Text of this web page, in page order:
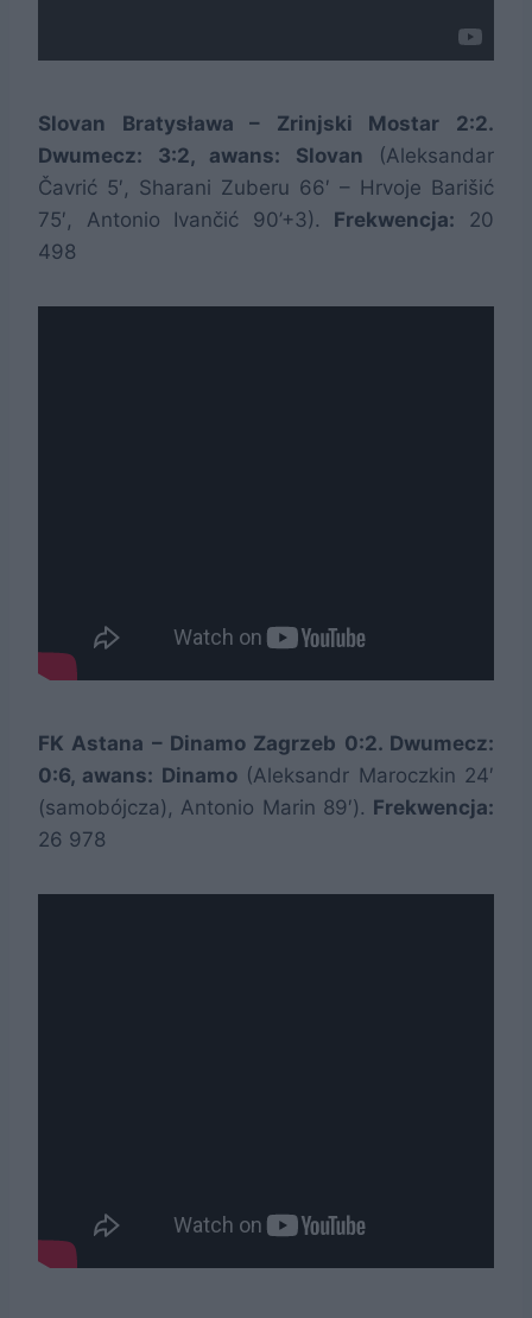
Slovan Bratysława – Zrinjski Mostar 2:2.
Dwumecz: 3:2, awans: Slovan (Aleksandar
Čavrić 5′, Sharani Zuberu 66′ – Hrvoje Barišić
75′, Antonio Ivančić 90’+3). Frekwencja: 20
498
FK Astana – Dinamo Zagrzeb 0:2. Dwumecz:
0:6, awans: Dinamo(Aleksandr Maroczkin 24′
(samobójcza), Antonio Marin 89′). Frekwencja:
26 978